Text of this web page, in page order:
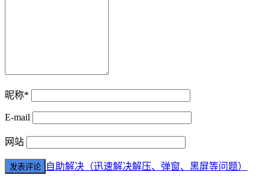
昵称*
E-mail
网站
自助解决（迅速解决解压、弹窗、黑屏等问题）